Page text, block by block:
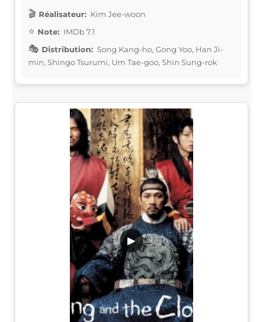
Réalisateur: Kim Jee-woon
Note: IMDb 7.1
Distribution: Song Kang-ho, Gong Yoo, Han Ji-
min, Shingo Tsurumi, Um Tae-goo, Shin Sung-rok
▶